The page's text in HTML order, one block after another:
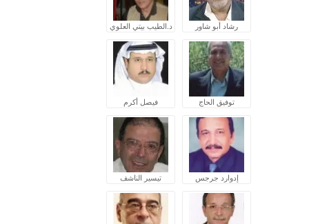
رشاد أبو شاور د.الطيب بيتي العلوي
توفيق الحاج فيصل أكرم
إدوارد جرجس تيسير الناشف